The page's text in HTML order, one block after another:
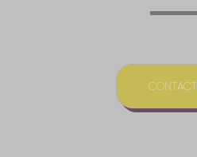
CONTACT